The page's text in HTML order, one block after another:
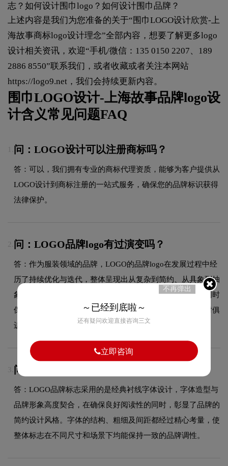
志？如何设计围巾logo？如何设计围巾品牌？
上述内容是我们为您准备的关于“围巾LOGO设计欣赏-上
海故事商标logo设计理念”全部内容，想要了解更多logo
设计相关资讯，欢迎“手机/微信：135 0150 2207、189
2886 8550”联系我们，或者收藏或者关注本网站
https://logo9.net ，我们会持续更新内容。
围巾LOGO设计-上海故事品牌logo设
计含义常见问题FAQ
问：LOGO设计可以注册商标吗？
答：可以，我们拥有专业的商标代理资质，能够为客户提供从
LOGO设计到商标注册的一站式服务，确保您的品牌标识获得
法律保护。
2. 问：LOGO品牌logo有过演变吗？
答：作为服装领域的品牌，LOGO的品牌logo在发展过程中经
历了持续优化与迭代，整体呈现出从复杂到简约、从具象到抽
象的现代化演变趋势。每一次更新都紧跟时代审美潮流，同时
保持品牌核心识别元素的延续性，使品牌视觉形象始终与时俱
进，历久弥新。
3. 问：LOGOlogo使用的是什么字体？
答：LOGO品牌标志采用的是经典衬线字体设计，字体造型与
品牌形象高度契合，在确保良好阅读性的同时，彰显了品牌的
简约设计风格。字体的结构、粗细及间距都经过精心考量，使
整体标志在不同尺寸和场景下均能保持一致的品牌调性。
不再弹出
～已经到底啦～
还有疑问欢迎直接咨询三文
立即咨询